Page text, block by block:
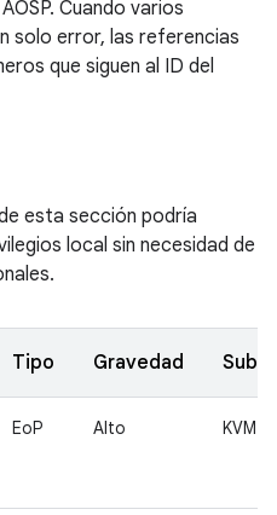
Cuando varios
solo error, las referencias
que siguen al ID del
esta sección podría
local sin necesidad de
Tipo Gravedad
EoP Alto KVM